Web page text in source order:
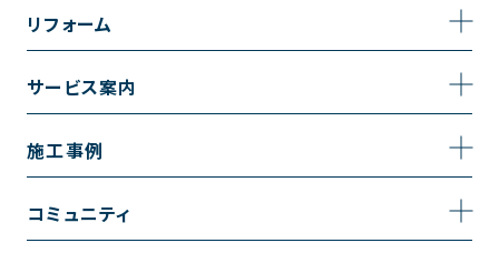
採用情報
リフォーム
トイレのリフォーム
キッチンのリフォーム
サービス案内
サービスの流れ
施工事例
施工事例一覧
コミュニティ